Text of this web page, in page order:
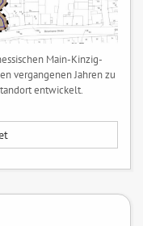
Main-Kinzig-
vergangenen Jahren zu
entwickelt.